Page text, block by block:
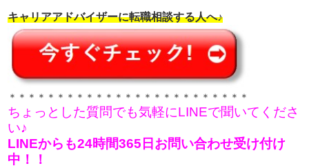
キャリアアドバイザーに転職相談する人へ♪
＊＊＊＊＊＊＊＊＊＊＊＊＊＊＊＊＊＊＊＊＊＊＊＊＊
ちょっとした質問でも気軽にLINEで聞いてくださ
い♪
LINEからも24時間365日お問い合わせ受け付け
中！！